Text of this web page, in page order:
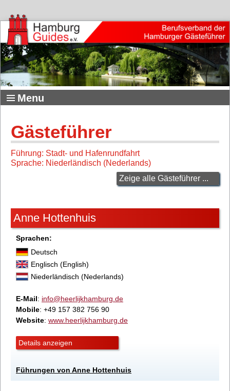
Menu
Gästeführer
Führung: Stadt- und Hafenrundfahrt
Sprache: Niederländisch (Nederlands)
Zeige alle Gästeführer ...
Anne Hottenhuis
Sprachen:
Deutsch
Englisch (English)
Niederländisch (Nederlands)
E-Mail: info@heerlijkhamburg.de
Mobile: +49 157 382 756 90
Website: www.heerlijkhamburg.de
Details anzeigen
Führungen von Anne Hottenhuis